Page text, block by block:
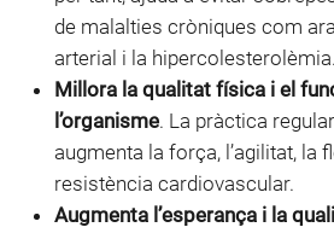
de malalties cròniques com
arterial i la hipercolesterolèmia.
Millora la qualitat física i el
l’organisme. La pràctica
augmenta la força, l’agilitat, la
resistència cardiovascular.
Augmenta l’esperança i la